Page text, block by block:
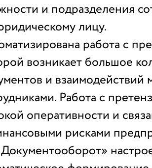
и подразделения
лицу.
работа с
возникает большое
и взаимодействий
Работа с
оперативности и
рисками